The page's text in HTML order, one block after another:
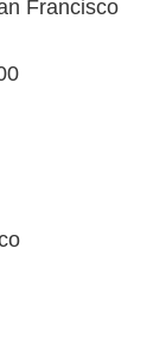
Francisco